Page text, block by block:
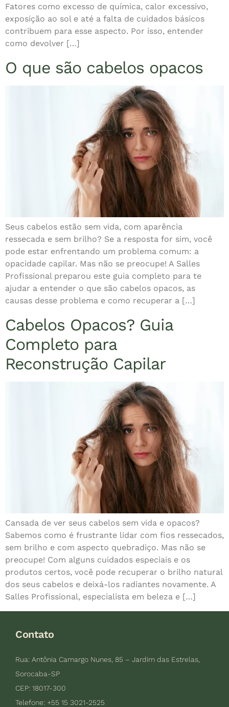
Fatores como excesso de química, calor excessivo,
exposição ao sol e até a falta de cuidados básicos
contribuem para esse aspecto. Por isso, entender
como devolver […]
O que são cabelos opacos
Seus cabelos estão sem vida, com aparência
ressecada e sem brilho? Se a resposta for sim, você
pode estar enfrentando um problema comum: a
opacidade capilar. Mas não se preocupe! A Salles
Profissional preparou este guia completo para te
ajudar a entender o que são cabelos opacos, as
causas desse problema e como recuperar a […]
Cabelos Opacos? Guia
Completo para
Reconstrução Capilar
Cansada de ver seus cabelos sem vida e opacos?
Sabemos como é frustrante lidar com fios ressecados,
sem brilho e com aspecto quebradiço. Mas não se
preocupe! Com alguns cuidados especiais e os
produtos certos, você pode recuperar o brilho natural
dos seus cabelos e deixá-los radiantes novamente. A
Salles Profissional, especialista em beleza e […]
Contato
Rua: Antônia Camargo Nunes, 85 – Jardim das Estrelas,
Sorocaba-SP
CEP: 18017-300
Telefone: +55 15 3021-2525